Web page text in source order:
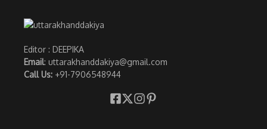
Editor : DEEPIKA
Email: uttarakhanddakiya@gmail.com
Call Us: +91-7906548944